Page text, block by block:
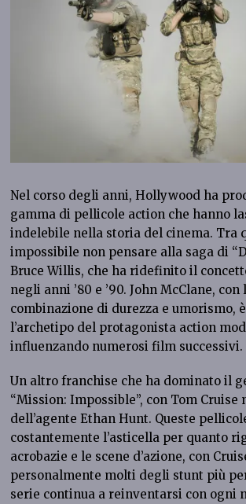
Nel corso degli anni, Hollywood ha
gamma di pellicole action che hanno
indelebile nella storia del cinema. Tra
impossibile non pensare alla saga di
Bruce Willis, che ha ridefinito il
negli anni ’80 e ’90. John McClane, con
combinazione di durezza e umorismo,
l’archetipo del protagonista action
influenzando numerosi film successivi.
Un altro franchise che ha dominato il
“Mission: Impossible”, con Tom Cruise
dell’agente Ethan Hunt. Queste
costantemente l’asticella per quanto
acrobazie e le scene d’azione, con
personalmente molti degli stunt più
serie continua a reinventarsi con ogni